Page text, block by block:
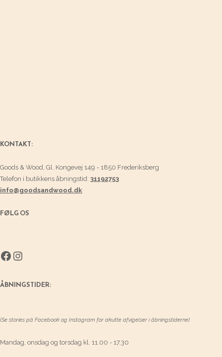
KONTAKT:
Goods & Wood, Gl. Kongevej 149 - 1850 Frederiksberg
Telefon i butikkens åbningstid: 31192753
info@goodsandwood.dk
FØLG OS
Facebook
Instagram
ÅBNINGSTIDER:
(Se stories på Facebook og Instagram for akutte afvigelser i åbningstiderne)
Mandag, onsdag og torsdag kl. 11.00 - 17.30